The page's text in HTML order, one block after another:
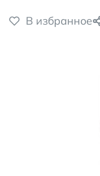
В избранное